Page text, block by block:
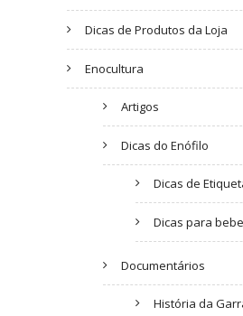
Dicas de Produtos da Loja
Enocultura
Artigos
Dicas do Enófilo
Dicas de
Dicas para
Documentários
História da